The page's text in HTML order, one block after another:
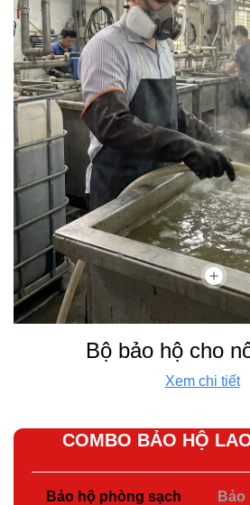
Bộ bảo hộ cho
Xem chi tiết
COMBO BẢO HỘ
Bảo hộ phòng sạch Bảo